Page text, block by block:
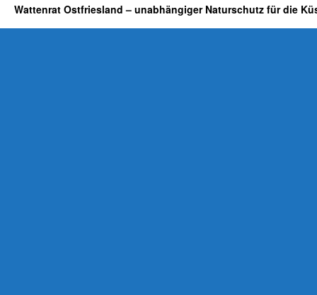
Wattenrat Ostfriesland – unabhängiger Naturschutz für die